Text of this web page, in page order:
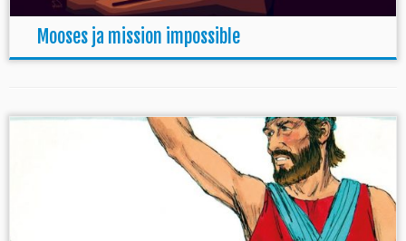
Mooses ja mission impossible